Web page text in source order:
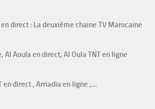
direct : La deuxième chaine TV Marocaine
Al Aoula en direct, Al Oula TNT en ligne
en direct , Arriadia en ligne ,…